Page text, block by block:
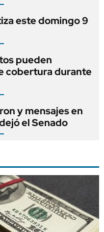
este domingo 9
pueden
cobertura durante
y mensajes en
el Senado